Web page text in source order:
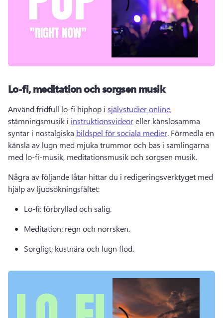
Lo-fi, meditation och sorgsen musik
Använd fridfull lo-fi hiphop i självstudier online,
stämningsmusik i instruktionsvideor eller känslosamma
syntar i nostalgiska bildspel för sociala medier. Förmedla en
känsla av lugn med mjuka trummor och bas i samlingarna
med lo-fi-musik, meditationsmusik och sorgsen musik.
Några av följande låtar hittar du i redigeringsverktyget med
hjälp av ljudsökningsfältet:
Lo-fi: förbryllad och salig.
Meditation: regn och norrsken.
Sorgligt: kustnära och lugn flod.